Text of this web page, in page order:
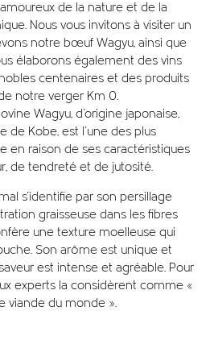
de la nature et de la
Nous vous invitons à visiter un
notre bœuf Wagyu, ainsi que
élaborons également des vins
centenaires et des produits
notre verger Km 0.
Wagyu, d'origine japonaise,
de Kobe, est l'une des plus
en raison de ses caractéristiques
de tendreté et de jutosité.
s'identifie par son persillage
graisseuse dans les fibres
une texture moelleuse qui
Son arôme est unique et
est intense et agréable. Pour
experts la considèrent comme «
viande du monde ».